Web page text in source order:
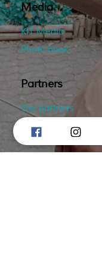
Media
KIT Media
Photo book
Partners
Our partners
Become partner